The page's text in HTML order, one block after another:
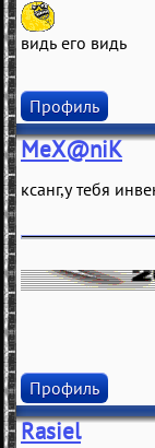
видь его видь
Профиль
MeX@niK
ксанг,у тебя
Профиль
Rasiel